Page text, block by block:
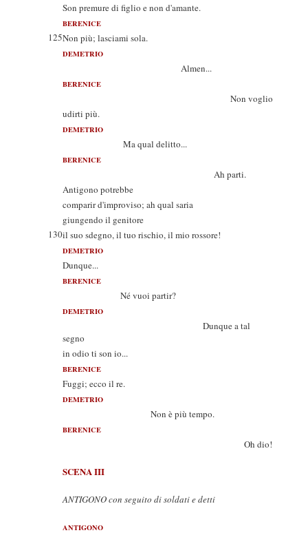
Son premure di figlio e non d'amante.
BERENICE
125Non più; lasciami sola.
DEMETRIO
Almen...
BERENICE
Non voglio
udirti più.
DEMETRIO
Ma qual delitto...
BERENICE
Ah parti.
Antigono potrebbe
comparir d'improviso; ah qual saria
giungendo il genitore
130il suo sdegno, il tuo rischio, il mio rossore!
DEMETRIO
Dunque...
BERENICE
Né vuoi partir?
DEMETRIO
Dunque a tal
segno
in odio ti son io...
BERENICE
Fuggi; ecco il re.
DEMETRIO
Non è più tempo.
BERENICE
Oh dio!
SCENA III
ANTIGONO con seguito di soldati e detti
ANTIGONO